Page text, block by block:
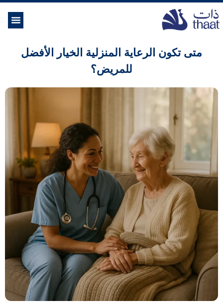
متى تكون الرعاية المنزلية الخيار الأفضل
للمريض؟